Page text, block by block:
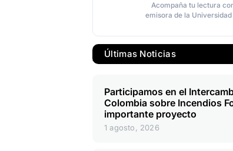
Acompaña tu lectura
emisora de la
Últimas Noticias
Participamos en el
Colombia sobre Incendios
importante proyecto
1 agosto, 2026